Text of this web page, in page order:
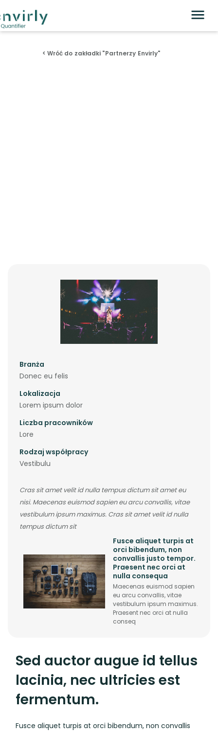
< Wróć do zakładki "Partnerzy Envirly"
Sed auctor augue id tellus
lacinia, nec ultricies est
fermentum.
Fusce aliquet turpis at orci bibendum, non convallis
Branża
Donec eu felis
Lokalizacja
Lorem ipsum dolor
Liczba pracowników
Lore
Rodzaj współpracy
Vestibulu
Cras sit amet velit id nulla tempus dictum sit amet eu
nisi. Maecenas euismod sapien eu arcu convallis, vitae
vestibulum ipsum maximus. Cras sit amet velit id nulla
tempus dictum sit
Fusce aliquet turpis at
orci bibendum, non
convallis justo tempor.
Praesent nec orci at
nulla consequa
Maecenas euismod sapien
eu arcu convallis, vitae
vestibulum ipsum maximus.
Praesent nec orci at nulla
conseq